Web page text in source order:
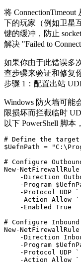
将 ConnectionTimeout
下的玩家（例如卫星
键的缓冲，防止
解决 "Failed to
如果你由于此错误多
查步骤来验证和修复
步骤 1：配置出站
Windows 防火墙可能
限损坏而拦截临时
以下 PowerShell 脚本
# Define the target
$UefnPath =
# Configure
New-
-Direction
-Program
    -Protocol UDP `
    -Action Allow `
    -Enabled True
# Configure
New-
-Direction
-Program
    -Protocol UDP `
    -Action Allow `